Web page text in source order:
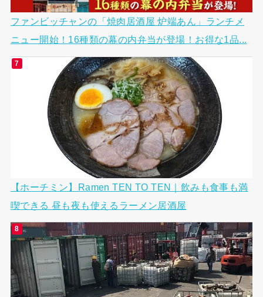
ファンビッチャンの「焼肉居酒屋 炉端あん」ランチメ
ニュー開始！16種類の幕の内弁当が登場！お得な1品...
【ホーチミン】Ramen TEN TO TEN｜飲みも食事も満
喫できる 昼も夜も使えるラーメン居酒屋